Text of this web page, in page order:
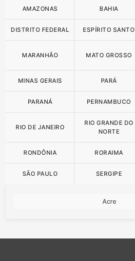
AMAZONAS BAHIA
DISTRITO FEDERAL ESPÍRITO SANTO
MARANHÃO MATO GROSSO
MINAS GERAIS PARÁ
PARANÁ PERNAMBUCO
RIO DE JANEIRO
RIO GRANDE DO
NORTE
RONDÔNIA RORAIMA
SÃO PAULO SERGIPE
Acre